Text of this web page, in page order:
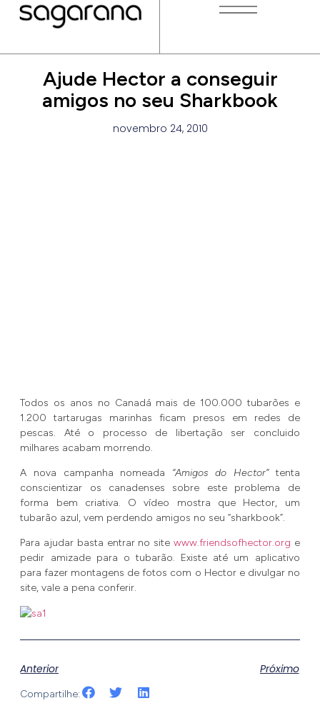
Ajude Hector a conseguir
amigos no seu Sharkbook
novembro 24, 2010
Todos os anos no Canadá mais de 100.000 tubarões e
1.200 tartarugas marinhas ficam presos em redes de
pescas. Até o processo de libertação ser concluido
milhares acabam morrendo.
A nova campanha nomeada “Amigos do Hector”tenta
conscientizar os canadenses sobre este problema de
forma bem criativa. O vídeo mostra que Hector, um
tubarão azul, vem perdendo amigos no seu “sharkbook”.
Para ajudar basta entrar no site www.friendsofhector.org e
pedir amizade para o tubarão. Existe até um aplicativo
para fazer montagens de fotos com o Hector e divulgar no
site, vale a pena conferir.
Anterior Próximo
Compartilhe: